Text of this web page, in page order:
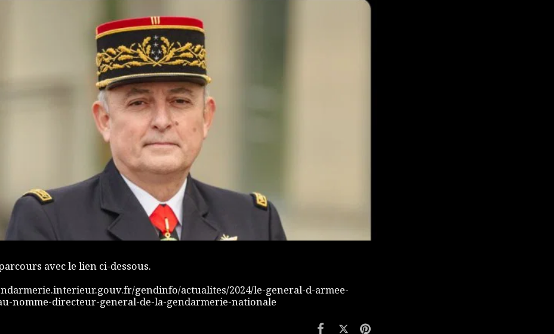
avec le lien ci-dessous.
gendinfo/actualites/2024/le-general-d-armee-
nomme-directeur-general-de-la-gendarmerie-nationale